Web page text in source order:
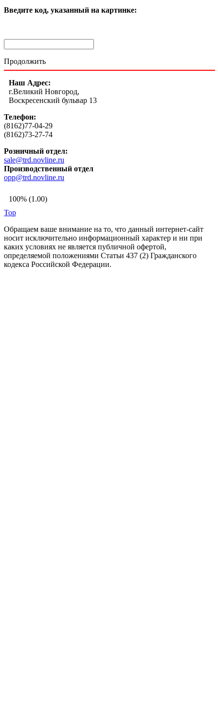
Введите код, указанный на картинке:
Продолжить
Наш Адрес:
г.Великий Новгород,
Воскресенский бульвар 13
Телефон:
(8162)77-04-29
(8162)73-27-74
Розничный отдел:
sale@trd.novline.ru
Производственный отдел
opp@trd.novline.ru
100% (1.00)
Top
Обращаем ваше внимание на то, что данный интернет-сайт
носит исключительно информационный характер и ни при
каких условиях не является публичной офертой,
определяемой положениями Статьи 437 (2) Гражданского
кодекса Российской Федерации.